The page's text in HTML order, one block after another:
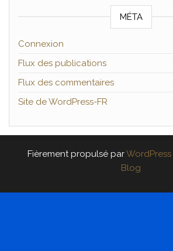
MÉTA
Connexion
Flux des publications
Flux des commentaires
Site de WordPress-FR
Fièrement propulsé parWordPress
Blog